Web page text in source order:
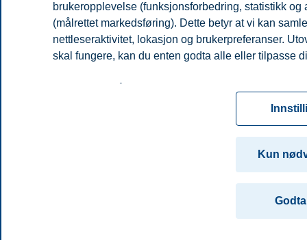
brukeropplevelse (funksjonsforbedring, statistikk
(målrettet markedsføring). Dette betyr at vi kan
nettleseraktivitet, lokasjon og brukerpreferanser.
skal fungere, kan du enten godta alle eller tilpasse
for informasjonskapsler. Du kan når som helst
ved å klikke på «Cookies» nederst på nettsiden vår.
cookie-erklæring
Kun